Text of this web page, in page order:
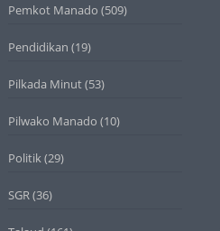
Pemkot Manado (509)
Pendidikan (19)
Pilkada Minut(53)
Pilwako Manado (10)
Politik (29)
SGR (36)